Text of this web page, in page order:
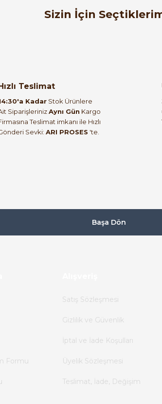
Sizin İçin
213,60
Hızlı Teslimat
Kadar Stok Ürünlere
SiparişlerinizAynı Gün Kargo
Teslimat imkanı ile Hızlı
Sevki: ARI PROSES 'te.
Başa Dön
Formu
Satış Sözleşmesi
Gizlilik ve Güvenlik
İptal ve İade Koşulları
Üyelik Sözleşmesi
Teslimat, İade, Değişim